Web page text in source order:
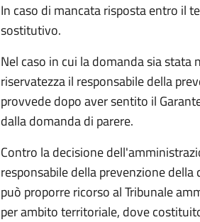
In caso di mancata risposta entro il
sostitutivo.
Nel caso in cui la domanda sia
riservatezza il responsabile della
provvede dopo aver sentito il
dalla domanda di parere.
Contro la decisione
responsabile della prevenzione
può proporre ricorso al Tribunale
per ambito territoriale, dove